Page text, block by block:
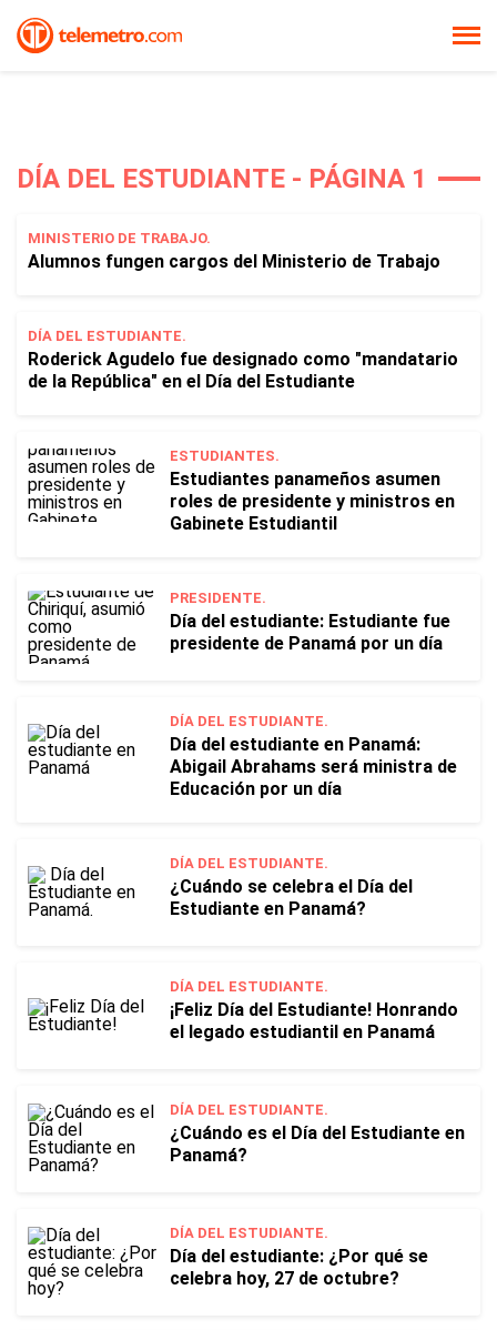
DÍA DEL ESTUDIANTE - PÁGINA 1
MINISTERIO DE TRABAJO.
Alumnos fungen cargos del Ministerio de Trabajo
DÍA DEL ESTUDIANTE.
Roderick Agudelo fue designado como "mandatario
de la República" en el Día del Estudiante
ESTUDIANTES.
Estudiantes panameños asumen
roles de presidente y ministros en
Gabinete Estudiantil
PRESIDENTE.
Día del estudiante: Estudiante fue
presidente de Panamá por un día
DÍA DEL ESTUDIANTE.
Día del estudiante en Panamá:
Abigail Abrahams será ministra de
Educación por un día
DÍA DEL ESTUDIANTE.
¿Cuándo se celebra el Día del
Estudiante en Panamá?
DÍA DEL ESTUDIANTE.
¡Feliz Día del Estudiante! Honrando
el legado estudiantil en Panamá
DÍA DEL ESTUDIANTE.
¿Cuándo es el Día del Estudiante en
Panamá?
DÍA DEL ESTUDIANTE.
Día del estudiante: ¿Por qué se
celebra hoy, 27 de octubre?